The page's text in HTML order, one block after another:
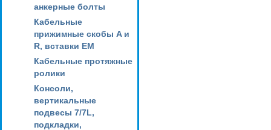
анкерные болты
Кабельные
прижимные скобы A и
R, вставки EM
Кабельные протяжные
ролики
Консоли,
вертикальные
подвесы 7/7L,
подкладки,